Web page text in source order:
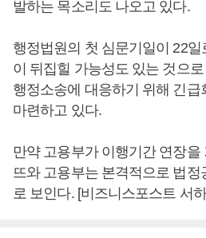
발하는 목소리도 나오고 있다.
행정법원의 첫 심문기일이 22
이 뒤집힐 가능성도 있는 것으
행정소송에 대응하기 위해 긴
마련하고 있다.
만약 고용부가 이행기간 연장을
뜨와 고용부는 본격적으로 법정
로 보인다. [비즈니스포스트 서